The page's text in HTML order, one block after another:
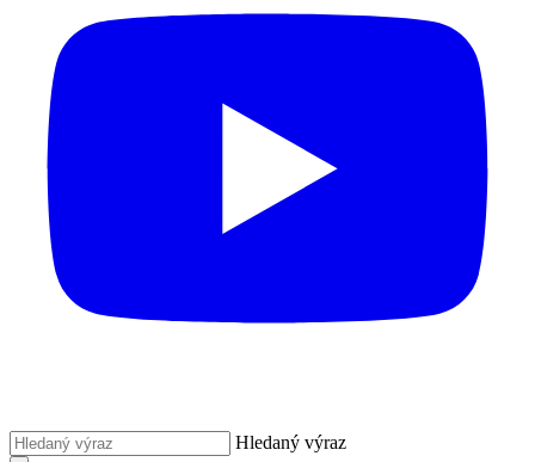
Hledaný výraz